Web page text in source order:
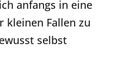
anfangs in eine
kleinen Fallen zu
selbst